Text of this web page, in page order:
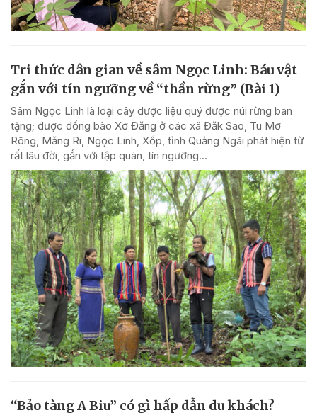
Tri thức dân gian về sâm Ngọc Linh: Báu vật
gắn với tín ngưỡng về “thần rừng” (Bài 1)
Sâm Ngọc Linh là loại cây dược liệu quý được núi rừng ban
tặng; được đồng bào Xơ Đăng ở các xã Đăk Sao, Tu Mơ
Rông, Măng Ri, Ngọc Linh, Xốp, tỉnh Quảng Ngãi phát hiện từ
rất lâu đời, gắn với tập quán, tín ngưỡng...
“Bảo tàng A Biu” có gì hấp dẫn du khách?